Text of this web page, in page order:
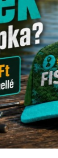
– L